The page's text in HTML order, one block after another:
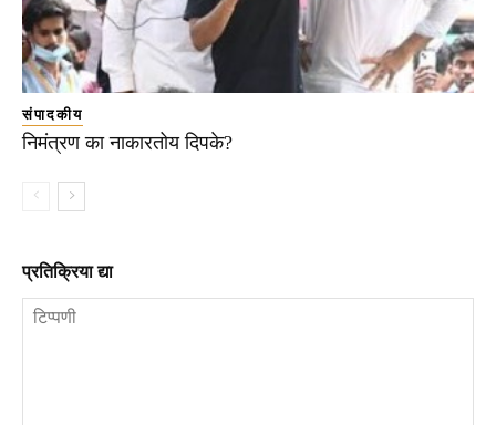
संपादकीय
निमंत्रण का नाकारतोय दिपके?
प्रतिक्रिया द्या